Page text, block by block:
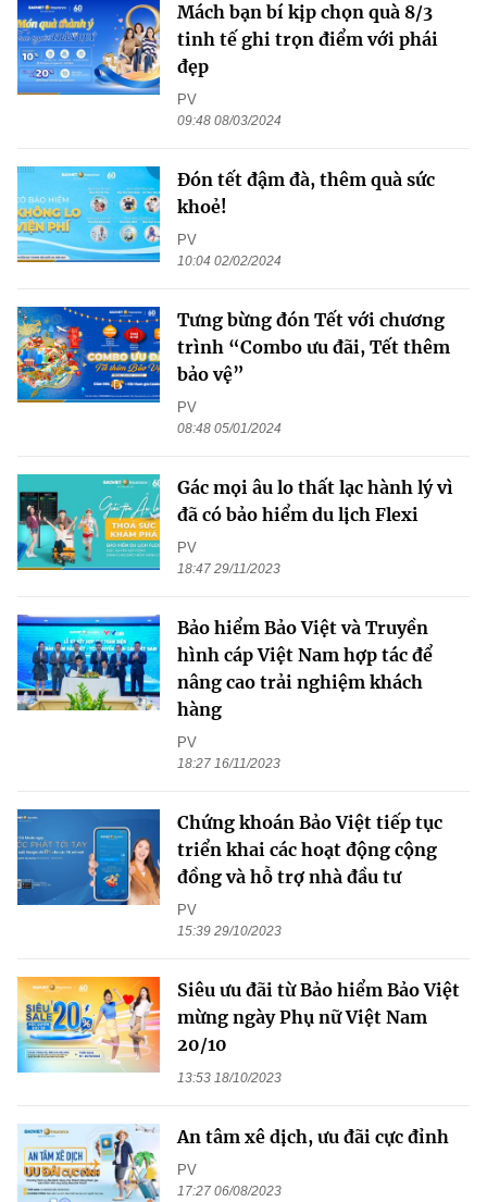
Mách bạn bí kịp chọn quà 8/3
tinh tế ghi trọn điểm với phái
đẹp
PV
09:48 08/03/2024
Đón tết đậm đà, thêm quà sức
khoẻ!
PV
10:04 02/02/2024
Tưng bừng đón Tết với chương
trình “Combo ưu đãi, Tết thêm
bảo vệ”
PV
08:48 05/01/2024
Gác mọi âu lo thất lạc hành lý vì
đã có bảo hiểm du lịch Flexi
PV
18:47 29/11/2023
Bảo hiểm Bảo Việt và Truyền
hình cáp Việt Nam hợp tác để
nâng cao trải nghiệm khách
hàng
PV
18:27 16/11/2023
Chứng khoán Bảo Việt tiếp tục
triển khai các hoạt động cộng
đồng và hỗ trợ nhà đầu tư
PV
15:39 29/10/2023
Siêu ưu đãi từ Bảo hiểm Bảo Việt
mừng ngày Phụ nữ Việt Nam
20/10
13:53 18/10/2023
An tâm xê dịch, ưu đãi cực đỉnh
PV
17:27 06/08/2023